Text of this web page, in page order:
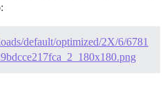
default/optimized/2X/6/6781